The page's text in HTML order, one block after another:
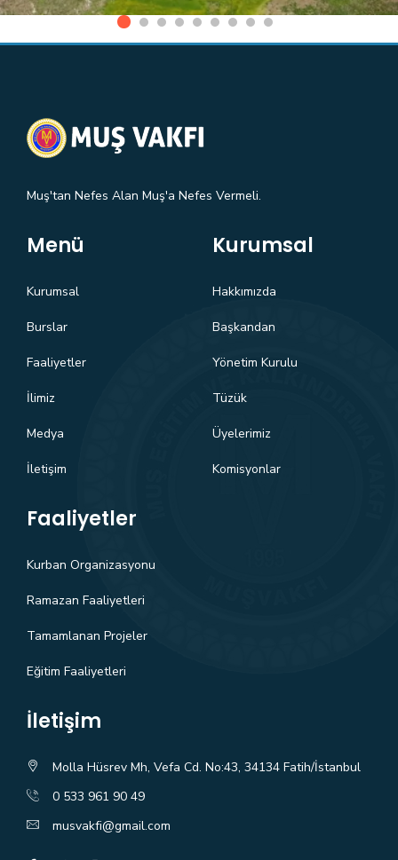
Muş'tan Nefes Alan Muş'a Nefes Vermeli.
Menü
Kurumsal
Burslar
Faaliyetler
İlimiz
Medya
İletişim
Kurumsal
Hakkımızda
Başkandan
Yönetim Kurulu
Tüzük
Üyelerimiz
Komisyonlar
Faaliyetler
Kurban Organizasyonu
Ramazan Faaliyetleri
Tamamlanan Projeler
Eğitim Faaliyetleri
İletişim
Molla Hüsrev Mh, Vefa Cd. No:43, 34134 Fatih/İstanbul
0 533 961 90 49
musvakfi@gmail.com